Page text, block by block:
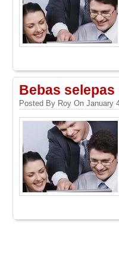
Bebas
Posted By Roy On January